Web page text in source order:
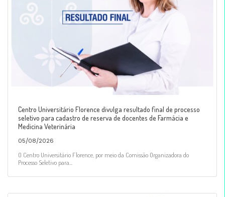
Centro Universitário Florence divulga resultado final de processo
seletivo para cadastro de reserva de docentes de Farmácia e
Medicina Veterinária
05/08/2026
O Centro Universitário Florence, por meio da Comissão Organizadora do
Processo Seletivo para...